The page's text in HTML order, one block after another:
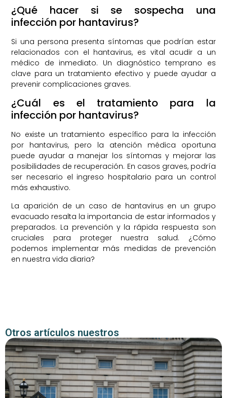
¿Qué hacer si se sospecha una
infección por hantavirus?
Si una persona presenta síntomas que podrían estar
relacionados con el hantavirus, es vital acudir a un
médico de inmediato. Un diagnóstico temprano es
clave para un tratamiento efectivo y puede ayudar a
prevenir complicaciones graves.
¿Cuál es el tratamiento para la
infección por hantavirus?
No existe un tratamiento específico para la infección
por hantavirus, pero la atención médica oportuna
puede ayudar a manejar los síntomas y mejorar las
posibilidades de recuperación. En casos graves, podría
ser necesario el ingreso hospitalario para un control
más exhaustivo.
La aparición de un caso de hantavirus en un grupo
evacuado resalta la importancia de estar informados y
preparados. La prevención y la rápida respuesta son
cruciales para proteger nuestra salud. ¿Cómo
podemos implementar más medidas de prevención
en nuestra vida diaria?
Otros artículos nuestros